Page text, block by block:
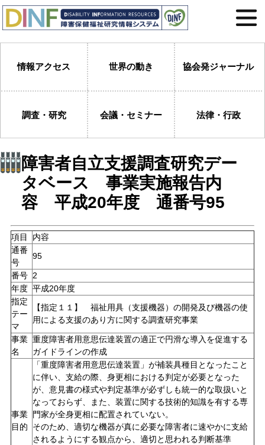
情報アクセス 世界の動き 協会発ジャーナル
調査・研究 会議・セミナー 法律・行政
障害者自立支援調査研究デー
タベース 事業実施報告内
容 平成20年度 通番号95
項目
内容
通番
号
95
番号 2
年度 平成20年度
指定
テー
マ
【指定１１】 福祉用具（支援機器）の開発及び機器の使
用による支援のあり方に関する調査研究事業
事業
名
重度障害者用意思伝達装置の適正で円滑な導入を促進する
ガイドラインの作成
事業
目的
「重度障害者用意思伝達装置」が補装具種目となったこと
に伴い、支給の際、身更相における判定が必要となった
が、意見書の様式や判定基準が必ずしも統一的な取扱いと
なっておらず、また、装置に関する技術的知識を有する専
門家が全身更相に配置されていない。
そのため、適切な機器が真に必要な障害者に速やかに支給
されるようにする観点から、適切と思われる判断基準